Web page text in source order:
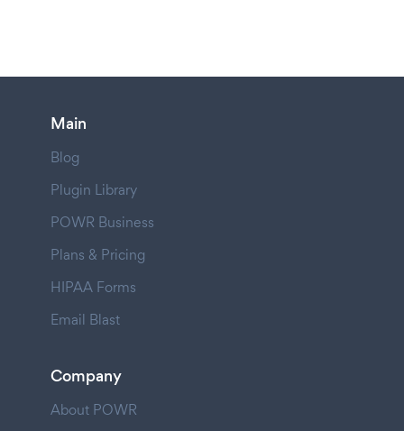
Main
Blog
Plugin Library
POWR Business
Plans & Pricing
HIPAA Forms
Email Blast
Company
About POWR